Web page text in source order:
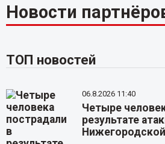
Новости
ТОП новостей
06.8.2026 11:40
Четыре
результате